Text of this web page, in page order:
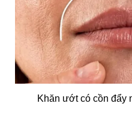
Khăn ướt có cồn đẩy